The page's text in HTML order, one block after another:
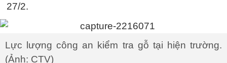
27/2.
Lực lượng công an kiểm tra gỗ tại hiện trường.
(Ảnh: CTV)